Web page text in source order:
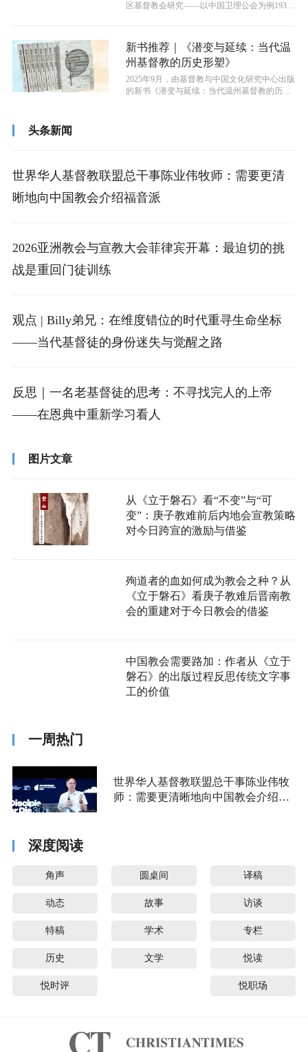
区基督教会研究——以中国卫理公会为例1937-
新书推荐｜《潜变与延续：当代温
州基督教的历史形塑》
2025年9月，由基督教与中国文化研究中心出版
的新书《潜变与延续：当代温州基督教的历史
头条新闻
世界华人基督教联盟总干事陈业伟牧师：需要更清
晰地向中国教会介绍福音派
2026亚洲教会与宣教大会菲律宾开幕：最迫切的挑
战是重回门徒训练
观点 | Billy弟兄：在维度错位的时代重寻生命坐标
——当代基督徒的身份迷失与觉醒之路
反思｜一名老基督徒的思考：不寻找完人的上帝
——在恩典中重新学习看人
图片文章
从《立于磐石》看“不变”与“可
变”：庚子教难前后内地会宣教策略
对今日跨宣的激励与借鉴
殉道者的血如何成为教会之种？从
《立于磐石》看庚子教难后晋南教
会的重建对于今日教会的借鉴
中国教会需要路加：作者从《立于
磐石》的出版过程反思传统文字事
工的价值
一周热门
世界华人基督教联盟总干事陈业伟牧
师：需要更清晰地向中国教会介绍福
深度阅读
角声 圆桌间 译稿
动态 故事 访谈
特稿 学术 专栏
历史 文学 悦读
悦时评 悦职场